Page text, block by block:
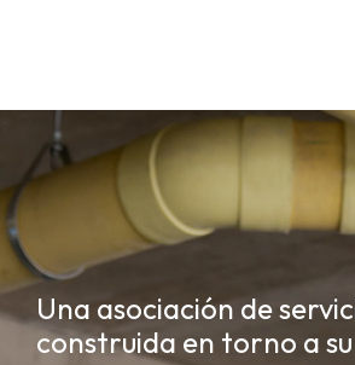
Una asociación de
construida en torno a